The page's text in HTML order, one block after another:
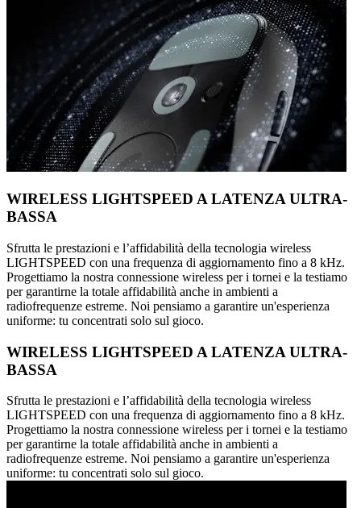
WIRELESS LIGHTSPEED A LATENZA ULTRA-
BASSA
Sfrutta le prestazioni e l’affidabilità della tecnologia wireless
LIGHTSPEED con una frequenza di aggiornamento fino a 8 kHz.
Progettiamo la nostra connessione wireless per i tornei e la testiamo
per garantirne la totale affidabilità anche in ambienti a
radiofrequenze estreme. Noi pensiamo a garantire un'esperienza
uniforme: tu concentrati solo sul gioco.
WIRELESS LIGHTSPEED A LATENZA ULTRA-
BASSA
Sfrutta le prestazioni e l’affidabilità della tecnologia wireless
LIGHTSPEED con una frequenza di aggiornamento fino a 8 kHz.
Progettiamo la nostra connessione wireless per i tornei e la testiamo
per garantirne la totale affidabilità anche in ambienti a
radiofrequenze estreme. Noi pensiamo a garantire un'esperienza
uniforme: tu concentrati solo sul gioco.